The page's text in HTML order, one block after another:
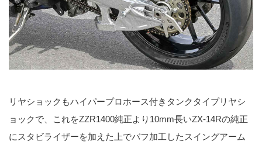
リヤショックもハイパープロホース付きタンクタイプリヤシ
ョックで、これをZZR1400純正より10mm長いZX-14Rの純正
にスタビライザーを加えた上でバフ加工したスイングアーム